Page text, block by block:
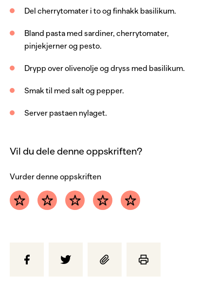
4 ss
pinjekjerner
6 ss
pesto
Del cherrytomater i to og finhakk basilikum.
Bland pasta med sardiner, cherrytomater,
pinjekjerner og pesto.
Drypp over olivenolje og dryss med basilikum.
Smak til med salt og pepper.
Server pastaen nylaget.
Vil du dele denne oppskriften?
Vurder denne oppskriften